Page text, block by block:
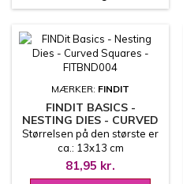
MÆRKER: FINDIT
FINDIT BASICS -
NESTING DIES - CURVED
SQUARES - FITBND004
Størrelsen på den største er
ca.: 13x13 cm
81,95 kr.